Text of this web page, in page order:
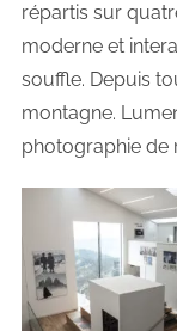
répartis sur
moderne et
souffle. Depuis
montagne.
photographie de